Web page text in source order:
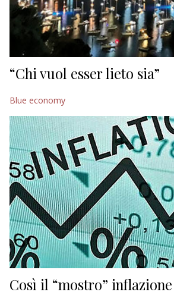
“Chi vuol esser lieto sia”
Blue economy
Così il “mostro” inflazione